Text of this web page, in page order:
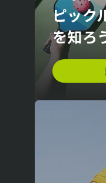
ピック
を知ろ